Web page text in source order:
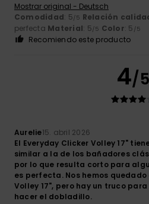
Mostrar original - Deutsch
Comodidad: 5/5 Relación
perfecta Material: 5/5 Color: 5 /5
Recomiendo este producto
4/5
Aurelie15. abril 2026
El Everyday Clicker Volley 17"
similar a la de los bañadores
por lo que resulta corto para
es perfecta. Nos hemos
Volley 17", pero hay un truco para
hacer el dobladillo.